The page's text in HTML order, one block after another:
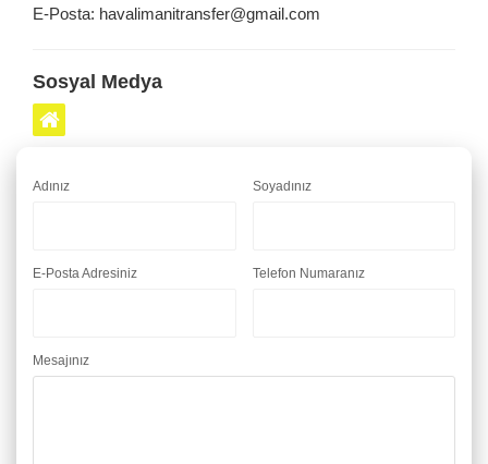
E-Posta: havalimanitransfer@gmail.com
Sosyal Medya
Adınız Soyadınız
E-Posta Adresiniz Telefon Numaranız
Mesajınız